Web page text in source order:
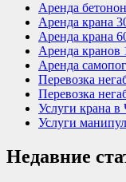
Аренда
Аренда крана
Аренда крана
Аренда кранов
Аренда
Перевозка
Перевозка
Услуги крана в
Услуги
Недавние